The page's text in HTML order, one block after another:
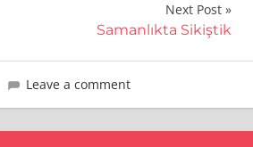
Next Post
Samanlıkta Sikiştik
Leave a comment